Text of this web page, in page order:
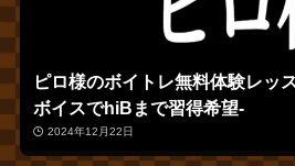
ピロ様のボイトレ無料体験レッ
ボイスでhiBまで習得希望‐
2024年12月22日